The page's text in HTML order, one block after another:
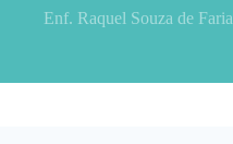
Enf. Raquel Souza de Faria